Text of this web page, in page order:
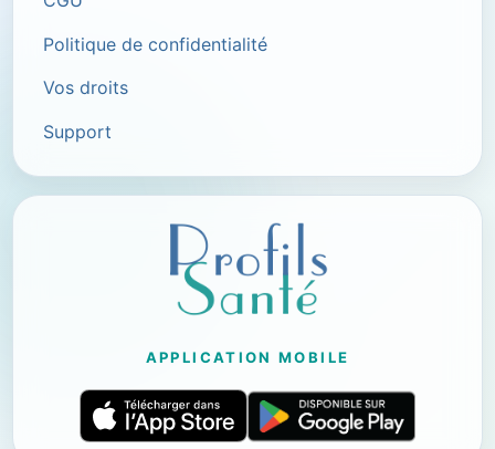
Politique de confidentialité
Vos droits
Support
APPLICATION MOBILE